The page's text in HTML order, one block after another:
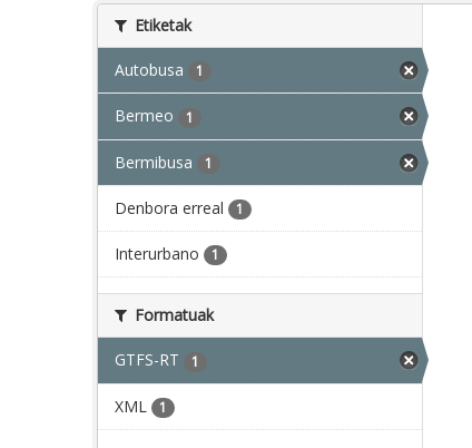
Etiketak
Autobusa 1
Bermeo 1
Bermibusa 1
Denbora erreal 1
Interurbano 1
Formatuak
GTFS-RT 1
XML 1